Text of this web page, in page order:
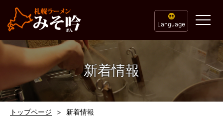
Language
新着情報
トップページ 新着情報